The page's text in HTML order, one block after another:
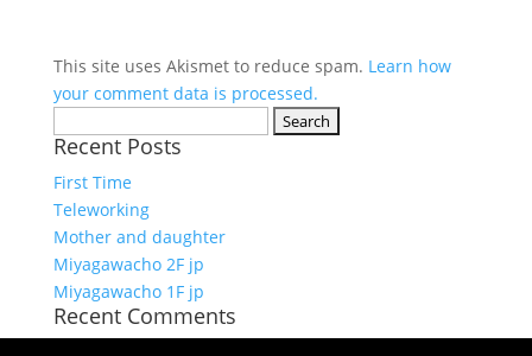
This site uses Akismet to reduce spam. Learn how
your comment data is processed.
for:
Recent Posts
First Time
Teleworking
Mother and daughter
Miyagawacho 2F jp
Miyagawacho 1F jp
Recent Comments